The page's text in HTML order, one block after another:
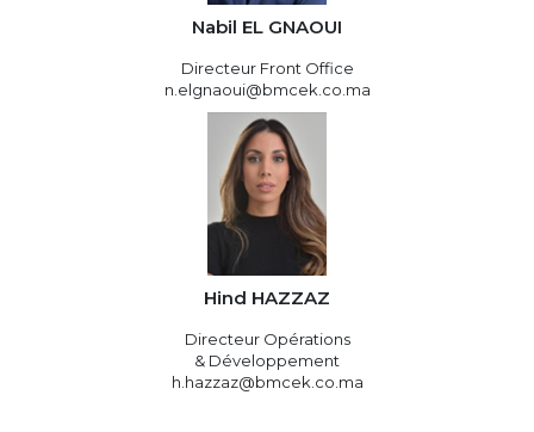
Nabil EL GNAOUI
Directeur Front Office
n.elgnaoui@bmcek.co.ma
Hind HAZZAZ
Directeur Opérations
& Développement
h.hazzaz@bmcek.co.ma